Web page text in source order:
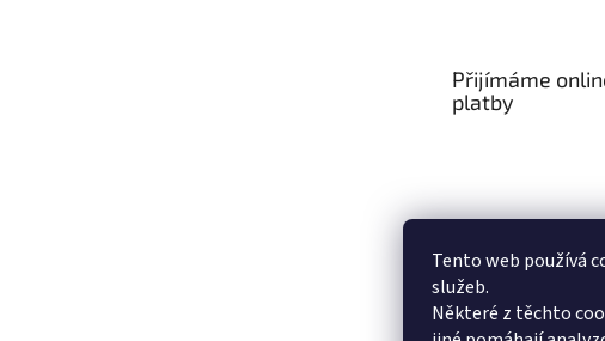
Tento web používá
služeb.
Některé z těchto
Přijímáme
platby